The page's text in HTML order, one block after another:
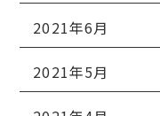
2021年6月
2021年5月